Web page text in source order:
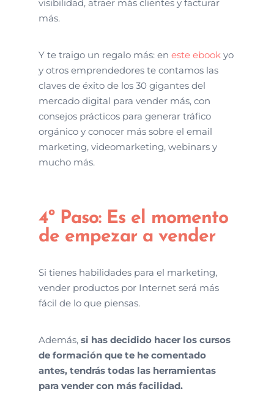
visibilidad, atraer más clientes y facturar
más.
Y te traigo un regalo más: en este ebookyo
y otros emprendedores te contamos las
claves de éxito de los 30 gigantes del
mercado digital para vender más, con
consejos prácticos para generar tráfico
orgánico y conocer más sobre el email
marketing, videomarketing, webinars y
mucho más.
4º Paso: Es el momento
de empezar a vender
Si tienes habilidades para el marketing,
vender productos por Internet será más
fácil de lo que piensas.
Además, si has decidido hacer los cursos
de formación que te he comentado
antes, tendrás todas las herramientas
para vender con más facilidad.